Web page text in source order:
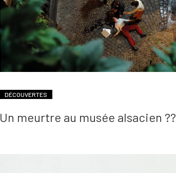
DÉCOUVERTES
Un meurtre au musée alsacien ??